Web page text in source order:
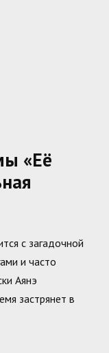
«Её
с загадочной
и часто
Аянэ
застрянет в